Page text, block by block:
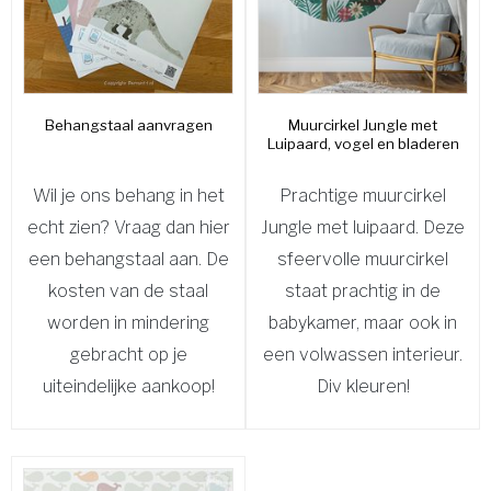
Behangstaal aanvragen
Wil je ons behang in het
echt zien? Vraag dan hier
een behangstaal aan. De
kosten van de staal
worden in mindering
gebracht op je
uiteindelijke aankoop!
Muurcirkel Jungle met
Luipaard, vogel en bladeren
Prachtige muurcirkel
Jungle met luipaard. Deze
sfeervolle muurcirkel
staat prachtig in de
babykamer, maar ook in
een volwassen interieur.
Div kleuren!